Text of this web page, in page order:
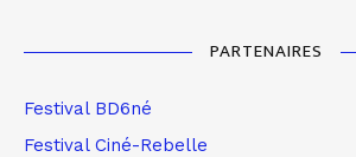
PARTENAIRES
Festival BD6né
Festival Ciné-Rebelle